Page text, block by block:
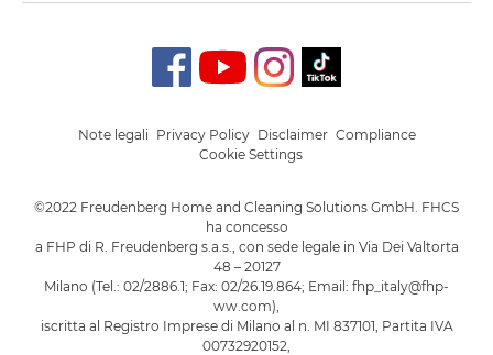
©2022 Freudenberg Home and Cleaning Solutions GmbH. FHCS
ha concesso
a FHP di R. Freudenberg s.a.s., con sede legale in Via Dei Valtorta
48 – 20127
Milano (Tel.: 02/2886.1; Fax: 02/26.19.864; Email: fhp_italy@fhp-
ww.com),
iscritta al Registro Imprese di Milano al n. MI 837101, Partita IVA
00732920152,
Note legali Privacy Policy Disclaimer Compliance
Cookie Settings